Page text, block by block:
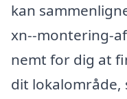
kan
xn--montering-
nemt for dig at
dit lokalområde,